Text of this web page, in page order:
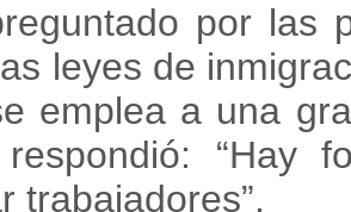
por las
leyes de
emplea a una
respondió: “Hay
trabajadores”.